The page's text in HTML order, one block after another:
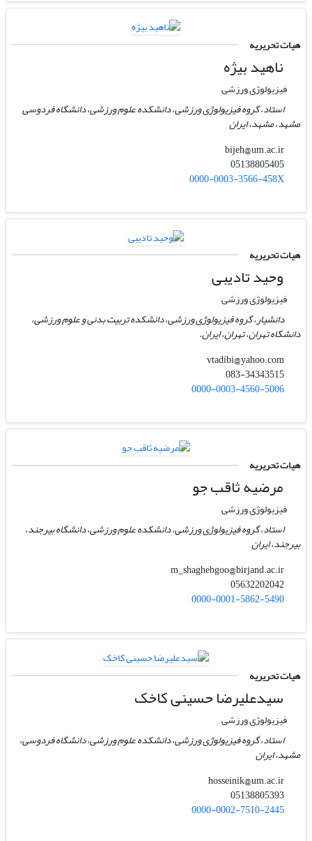
هیات تحریریه
ناهید بیژه
فیزیولوژی ورزشی
استاد، گروه فیزیولوژی ورزشی، دانشکده علوم ورزشی، دانشگاه فردوسی
مشهد، مشهد، ایران
bijeh@um.ac.ir
05138805405
0000-0003-3566-458X
هیات تحریریه
وحید تادیبی
فیزیولوژی ورزشی
دانشیار، گروه فیزیولوژی ورزشی، دانشکده تربیت بدنی و علوم ورزشی،
دانشگاه تهران، تهران، ایران.
vtadibi@yahoo.com
083-34343515
0000-0003-4560-5006
هیات تحریریه
مرضیه ثاقب جو
فیزیولوژی ورزشی
استاد، گروه فیزیولوژی ورزشی، دانشکده علوم ورزشی، دانشگاه بیرجند،
بیرجند، ایران
m_shaghebgoo@birjand.ac.ir
05632202042
0000-0001-5862-5490
هیات تحریریه
سیدعلیرضا حسینی کاخک
فیزیولوژی ورزشی
استاد، گروه فیزیولوژی ورزشی، دانشکده علوم ورزشی، دانشگاه فردوسی،
مشهد، ایران
hosseinik@um.ac.ir
05138805393
0000-0002-7510-2445